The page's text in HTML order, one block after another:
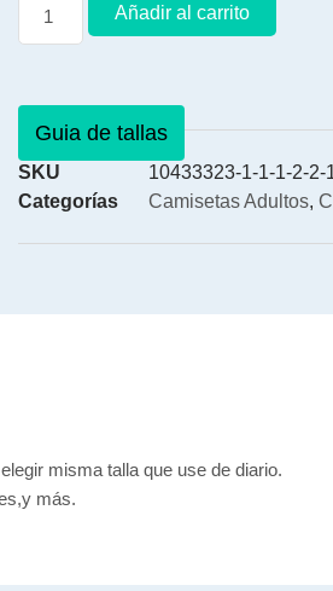
Añadir al carrito
Guia de tallas
SKU
10433323-1-1-1-2-2-
Categorías
Camisetas Adultos,
misma talla que use de diario.
más.